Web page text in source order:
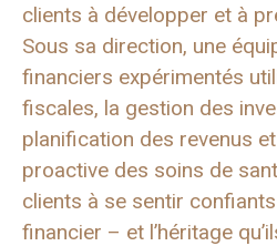
clients à développer et à
Sous sa direction, une
financiers expérimentés
fiscales, la gestion des
planification des revenus
proactive des soins de
clients à se sentir
financier – et l’héritage